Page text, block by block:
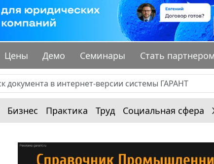
Цены Демо Семинары Стать партнером
Бизнес Практика Труд Социальная сфера